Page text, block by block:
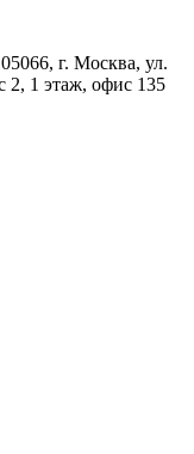
г. Москва, ул.
2, 1 этаж, офис 135